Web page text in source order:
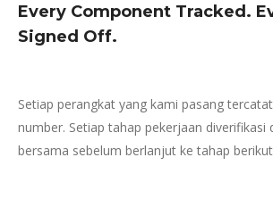
Every Component Tracked.
Signed Off.
Setiap perangkat yang kami pasang
number. Setiap tahap pekerjaan diverifikasi
bersama sebelum berlanjut ke tahap